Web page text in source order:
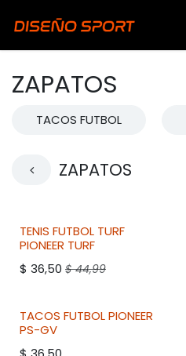
ZAPATOS
TACOS FUTBOL
ZAPATOS
TENIS FUTBOL TURF
PIONEER TURF
$ 36,50 $44,99
TACOS FUTBOLPIONEER
PS-GV